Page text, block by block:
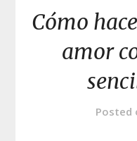
Cómo
amor
Posted